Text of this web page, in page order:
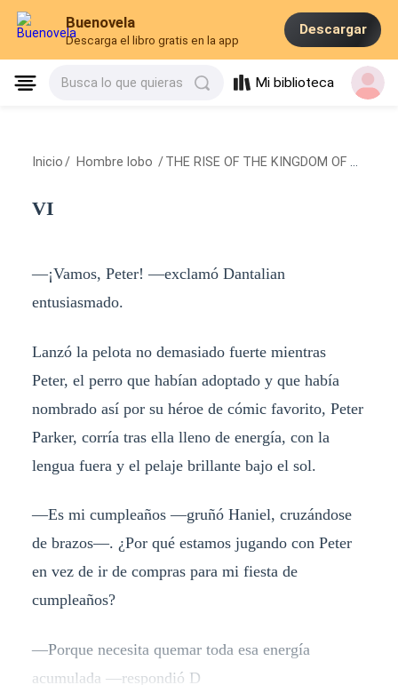
Buenovela
Descarga el libro gratis en la app
Descargar
Busca lo que quieras Mi biblioteca
Inicio / Hombre lobo /THE RISE OF THE KINGDOM OF THE SUN
VI
—¡Vamos, Peter! —exclamó Dantalian
entusiasmado.
Lanzó la pelota no demasiado fuerte mientras
Peter, el perro que habían adoptado y que había
nombrado así por su héroe de cómic favorito, Peter
Parker, corría tras ella lleno de energía, con la
lengua fuera y el pelaje brillante bajo el sol.
—Es mi cumpleaños —gruñó Haniel, cruzándose
de brazos—. ¿Por qué estamos jugando con Peter
en vez de ir de compras para mi fiesta de
cumpleaños?
—Porque necesita quemar toda esa energía
acumulada —respondió D